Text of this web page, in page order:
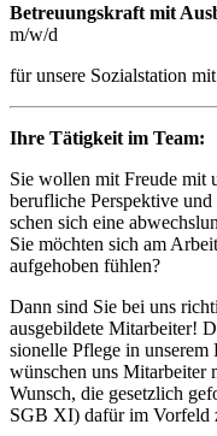
Betreuungskraft mit
m/w/d
für unsere Sozialstation
Ihre Tätigkeit im Team:
Sie wollen mit Freude mit
beruf­liche Per­spek­tive
schen sich eine
Sie möchten sich am
aufgehoben fühlen?
Dann sind Sie bei uns
ausge­bildete Mit­arbeiter!
sionelle Pflege in
wünschen uns Mitarbeiter
Wunsch, die gesetzlich
SGB XI) dafür im Vorfeld